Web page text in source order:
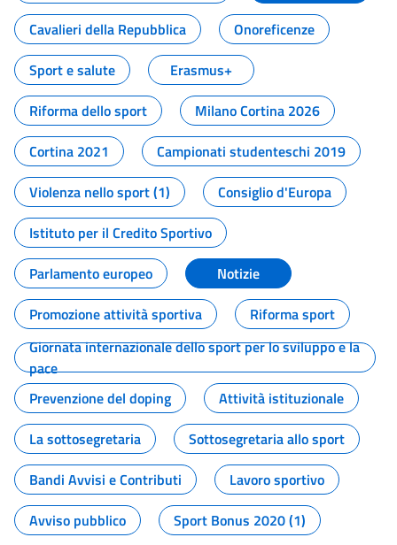
Cavalieri della Repubblica
Onoreficenze
Sport e salute
Erasmus+
Riforma dello sport
Milano Cortina 2026
Cortina 2021
Campionati studenteschi 2019
Violenza nello sport (1)
Consiglio d'Europa
Istituto per il Credito Sportivo
Parlamento europeo
Notizie
Promozione attività sportiva
Riforma sport
Giornata internazionale dello sport per lo sviluppo e la
pace
Prevenzione del doping
Attività istituzionale
La sottosegretaria
Sottosegretaria allo sport
Bandi Avvisi e Contributi
Lavoro sportivo
Avviso pubblico
Sport Bonus 2020 (1)